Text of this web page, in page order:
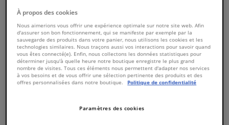
Filtres & liquides
Bagages & transport
Fenêtres & accessoires
Intérieur & ameublement
À propos des cookies
Nous aimerions vous offrir une expérience optimale sur notre site web. Afin
d'assurer son bon fonctionnement, qui se manifeste par exemple par la
sauvegarde des produits dans votre panier, nous utilisons les cookies et les
technologies similaires. Nous traçons aussi vos interactions pour savoir quand
vous êtes connecté(e). Enfin, nous collectons les données statistiques pour
déterminer jusqu'à quelle heure notre boutique enregistre le plus grand
nombre de visites. Tous ces éléments nous permettent d'adapter nos services
à vos besoins et de vous offrir une sélection pertinente des produits et des
offres personnalisées dans notre boutique.
Politique de confidentialité
Paramètres des cookies